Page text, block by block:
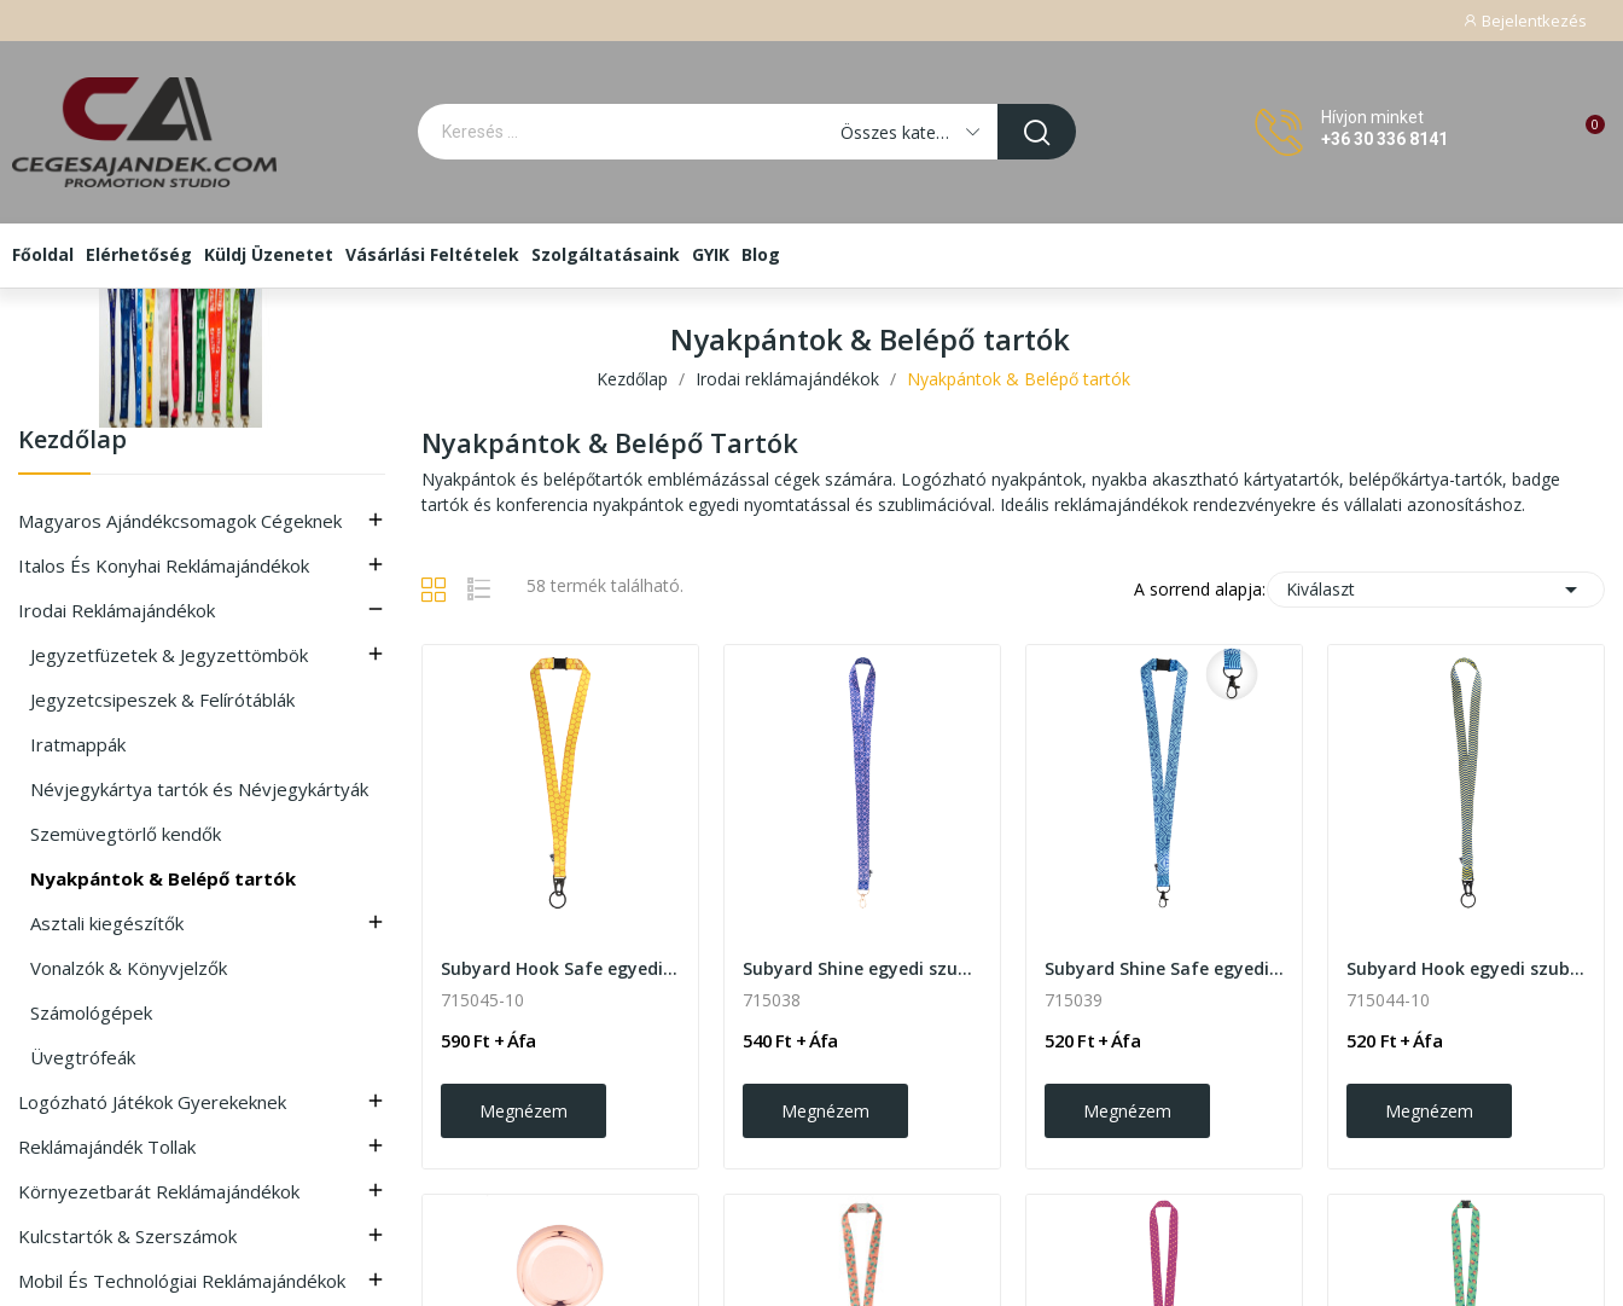
Bejelentkezés
Összes kategória
Hívjon minket
+36 30 336 8141
0
Főoldal Elérhetőség Küldj Üzenetet Vásárlási Feltételek Szolgáltatásaink GYIK Blog
Nyakpántok & Belépő tartók
Kezdőlap Irodai reklámajándékok Nyakpántok & Belépő tartók
Kezdőlap
Magyaros Ajándékcsomagok Cégeknek 
Italos És Konyhai Reklámajándékok 
Irodai Reklámajándékok 
Jegyzetfüzetek & Jegyzettömbök 
Jegyzetcsipeszek & Felírótáblák
Iratmappák
Névjegykártya tartók és Névjegykártyák
Szemüvegtörlő kendők
Nyakpántok & Belépő tartók
Asztali kiegészítők

Vonalzók & Könyvjelzők
Számológépek
Üvegtrófeák
Logózható Játékok Gyerekeknek

Reklámajándék Tollak 
Környezetbarát Reklámajándékok 
Kulcstartók & Szerszámok 
Mobil És Technológiai Reklámajándékok 
Nyakpántok & Belépő Tartók
Nyakpántok és belépőtartók emblémázással cégek számára. Logózható nyakpántok, nyakba akasztható kártyatartók, belépőkártya-tartók, badge
tartók és konferencia nyakpántok egyedi nyomtatással és szublimációval. Ideális reklámajándékok rendezvényekre és vállalati azonosításhoz.
58 termék található. A sorrend alapja: Kiválaszt 
Subyard Hook Safe egyedi szublimációs nyakpánt
715045-10
590 Ft + Áfa
Megnézem
Subyard Shine egyedi szublimációs nyakpánt
715038
540 Ft + Áfa
Megnézem
Subyard Shine Safe egyedi szublimációs nyakpánt
715039
520 Ft + Áfa
Megnézem
Subyard Hook egyedi szublimációs nyakpánt
715044-10
520 Ft + Áfa
Megnézem